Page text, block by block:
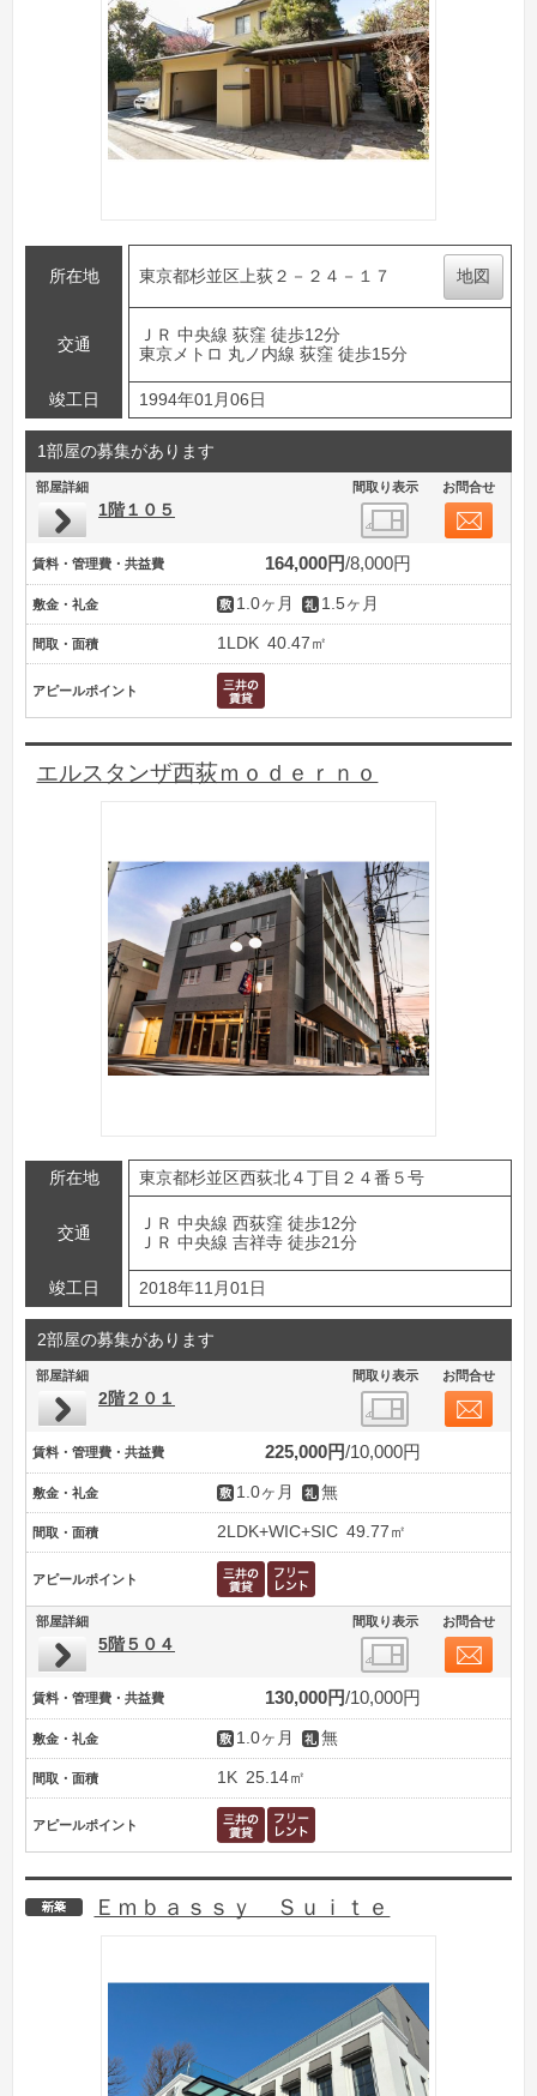
所在地 東京都杉並区上荻２－２４－１７ 地図
交通
ＪＲ 中央線 荻窪 徒歩12分
東京メトロ 丸ノ内線 荻窪 徒歩15分
竣工日 1994年01月06日
1部屋の募集があります
部屋詳細 間取り表示 お問合せ
1階１０５
賃料・管理費・共益費 164,000円 8,000円
敷金・礼金 1.0ヶ月 1.5ヶ月
間取・面積 1LDK 40.47㎡
アピールポイント
エルスタンザ西荻ｍｏｄｅｒｎｏ
所在地 東京都杉並区西荻北４丁目２４番５号
交通
ＪＲ 中央線 西荻窪 徒歩12分
ＪＲ 中央線 吉祥寺 徒歩21分
竣工日 2018年11月01日
2部屋の募集があります
部屋詳細 間取り表示 お問合せ
2階２０１
賃料・管理費・共益費 225,000円 10,000円
敷金・礼金 1.0ヶ月 無
間取・面積 2LDK+WIC+SIC 49.77㎡
アピールポイント
部屋詳細 間取り表示 お問合せ
5階５０４
賃料・管理費・共益費 130,000円 10,000円
敷金・礼金 1.0ヶ月 無
間取・面積 1K 25.14㎡
アピールポイント
新築
Ｅｍｂａｓｓｙ Ｓｕｉｔｅ